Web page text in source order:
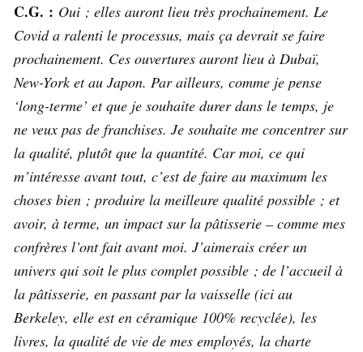
C.G. : Oui ; elles auront lieu très prochainement. Le
Covid a ralenti le processus, mais ça devrait se faire
prochainement. Ces ouvertures auront lieu à Dubaï,
New-York et au Japon. Par ailleurs, comme je pense
‘long-terme’ et que je souhaite durer dans le temps, je
ne veux pas de franchises. Je souhaite me concentrer sur
la qualité, plutôt que la quantité. Car moi, ce qui
m’intéresse avant tout, c’est de faire au maximum les
choses bien ; produire la meilleure qualité possible ; et
avoir, à terme, un impact sur la pâtisserie – comme mes
confrères l’ont fait avant moi. J’aimerais créer un
univers qui soit le plus complet possible ; de l’accueil à
la pâtisserie, en passant par la vaisselle (ici au
Berkeley, elle est en céramique 100% recyclée), les
livres, la qualité de vie de mes employés, la charte